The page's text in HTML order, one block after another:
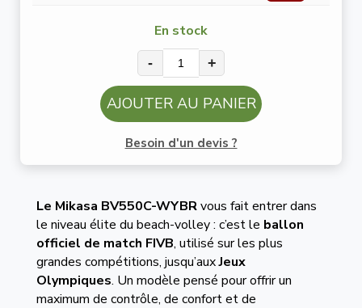
En stock
- +
AJOUTER AU PANIER
Besoin d'un devis ?
Le Mikasa BV550C-WYBRvous fait entrer dans
le niveau élite du beach-volley : c’est le ballon
officiel de match FIVB, utilisé sur les plus
grandes compétitions, jusqu’auxJeux
Olympiques. Un modèle pensé pour offrir un
maximum de contrôle, de confort et de